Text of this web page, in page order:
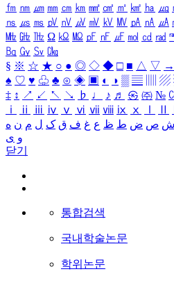
㎙ ㎚ ㎛ ㎜ ㎝ ㎞ ㎟ ㎠ ㎡ ㎢ ㏊ ㎍
㎱ ㎲ ㎳ ㎴ ㎵ ㎶ ㎷ ㎸ ㎹ ㎀ ㎁ ㎂
㎒ ㎓ ㎔ Ω ㏀ ㏁ ㎊ ㎋ ㎌ ㏖ ㏅ ㎭
㏃ ㏉ ㏜ ㏆
§ ※ ☆ ★ ○ ● ◎ ◇ ◆ □ ■ △ ▽ →
♠ ♡ ♥ ♧ ♣ ⊙ ◈ ▣ ◐ ◑ ▒ ▤ ▨
‡ ↕ ↗ ↙ ↖ ↘ ♭ ♩ ♪ ♬ ㉿ ㈜ №
ⅰ
ⅱ ⅲ ⅳ ⅴ ⅵ ⅶ ⅷ ⅸ ⅹ
ش ص ض ط ظ ع غ ف ق ک ل م ن ه
و ی
닫기
통합검색
국내학술논문
학위논문